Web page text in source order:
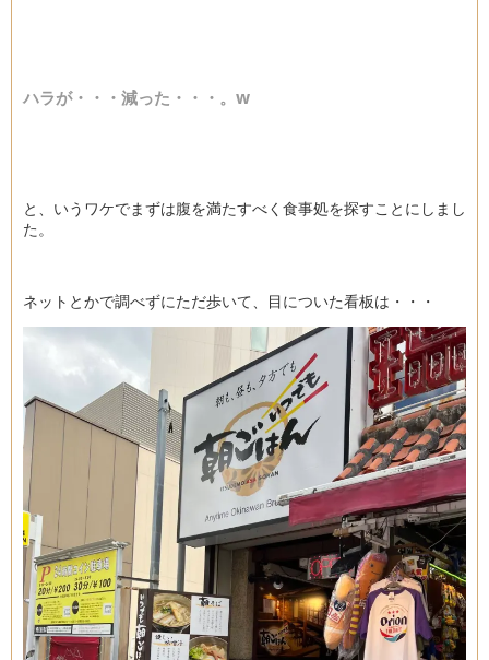
ハラが・・・減った・・・。w
と、いうワケでまずは腹を満たすべく食事処を探すことにしまし
た。
ネットとかで調べずにただ歩いて、目についた看板は・・・